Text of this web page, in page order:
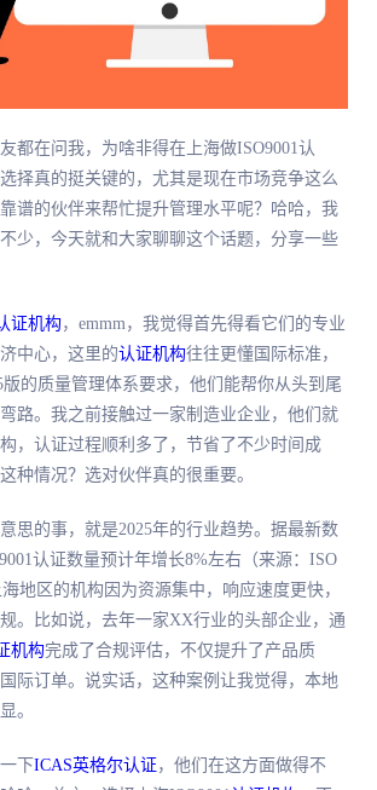
都在问我，为啥非得在上海做ISO9001认
择真的挺关键的，尤其是现在市场竞争这么
谱的伙伴来帮忙提升管理水平呢？哈哈，我
少，今天就和大家聊聊这个话题，分享一些
证机构，emmm，我觉得首先得看它们的专业
中心，这里的认证机构往往更懂国际标准，
版的质量管理体系要求，他们能帮你从头到尾
路。我之前接触过一家制造业企业，他们就
，认证过程顺利多了，节省了不少时间成
种情况？选对伙伴真的很重要。
思的事，就是2025年的行业趋势。据最新数
认证数量预计年增长8%左右（来源：ISO
海地区的机构因为资源集中，响应速度更快，
。比如说，去年一家XX行业的头部企业，通
机构完成了合规评估，不仅提升了产品质
际订单。说实话，这种案例让我觉得，本地
。
下ICAS英格尔认证 ，他们在这方面做得不